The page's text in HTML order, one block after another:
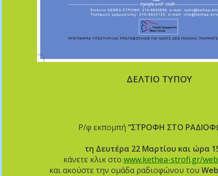
ΔΕΛΤΙΟ ΤΥΠΟΥ
Ρ/φ εκπομπή “ΣΤΡΟΦΗ ΣΤΟ
τη Δευτέρα 22 Μαρτίου και ώρα
κάνετε κλικ στο www.kethea-strofi.gr/
και ακούστε την ομάδα ραδιοφώνου του W